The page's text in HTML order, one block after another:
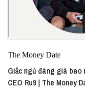
The Money Date
Giấc ngủ đáng giá bao
CEO Ru9 | The Money